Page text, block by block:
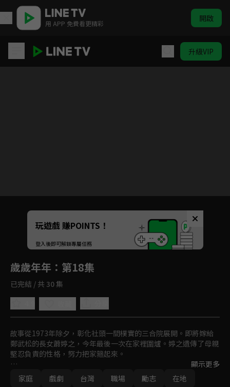
用 APP 免費看更精彩 開啟
升級VIP
Unmute
如有不便請見諒
玩遊戲 賺POINTS！
登入後即可解鎖專屬任務
歲歲年年 ：第18集
已完結 / 共 30 集
故事從1973年除夕，彰化社頭一間樸實的三合院展開。即將嫁給
鄭武松的長女蕭婷之，今年最後一次在家裡圍爐。婷之遺傳了母親
堅忍負責的性格，努力把家箍起來。
婷莉天鳴夫妻，歷經種種考驗；燕錫碧惠夫妻，攜手走過喪女之
痛；燕慧意秀夫妻的婚姻，一波數折；家族第三代，度過青春叛逆
顯示更多
家庭
戲劇 台灣 職場 勵志
在地